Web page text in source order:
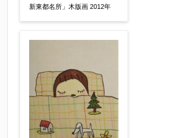
作品コンディション 【任意】
新東都名所」木版画 2012年